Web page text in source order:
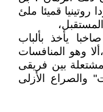
قميئا ملئ
يأخذ بألباب
وهو المنافسات
مشتعلة بين فريقى
والصراع الأزلى